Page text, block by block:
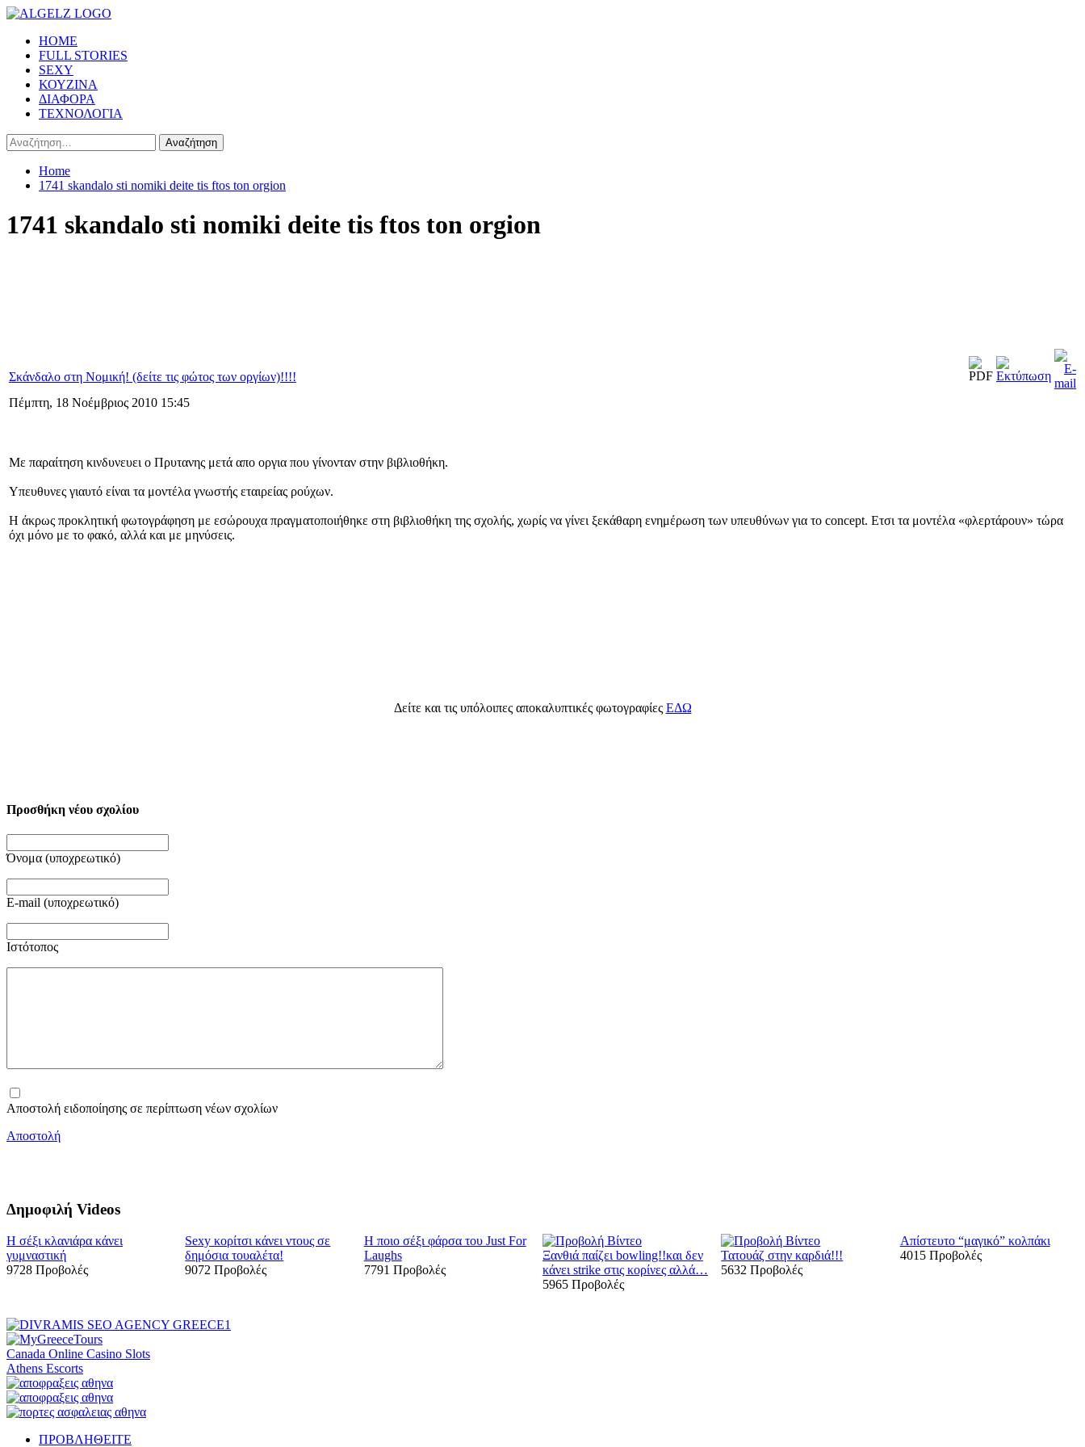
Skip
content
Primary
Menu
HOME
FULL STORIES
SEXY
ΚΟΥΖΙΝΑ
ΔΙΑΦΟΡΑ
ΤΕΧΝΟΛΟΓΙΑ
Αναζήτηση
για:
Home
1741 skandalo sti nomiki deite tis ftos ton orgion
1741 skandalo sti nomiki deite tis ftos ton orgion
Σκάνδαλο στη Νομική! (δείτε τις φώτος των οργίων)!!!!
Πέμπτη, 18 Νοέμβριος 2010 15:45
Με παραίτηση κινδυνευει ο Πρυτανης μετά απο οργια που γίνονταν στην βιβλιοθήκη.
Υπευθυνες γιαυτό είναι τα μοντέλα γνωστής εταιρείας ρούχων.
Η άκρως προκλητική φωτογράφηση με εσώρουχα πραγματοποιήθηκε στη βιβλιοθήκη της σχολής, χωρίς να γίνει ξεκάθαρη ενημέρωση των υπευθύνων για το concept. Ετσι τα μοντέλα «φλερτάρουν» τώρα
όχι μόνο με το φακό, αλλά και με μηνύσεις.
Δείτε και τις υπόλοιπες αποκαλυπτικές φωτογραφίες ΕΔΩ
Προσθήκη νέου σχολίου
Όνομα (υποχρεωτικό)
E-mail (υποχρεωτικό)
Ιστότοπος
Αποστολή ειδοποίησης σε περίπτωση νέων σχολίων
Αποστολή
Δημοφιλή Videos
Η σέξι κλανιάρα κάνει
γυμναστική
9728 Προβολές
Sexy κορίτσι κάνει ντους σε
δημόσια τουαλέτα!
9072 Προβολές
Η ποιο σέξι φάρσα του Just For
Laughs
7791 Προβολές
Ξανθιά παίζει bowling!!και δεν
κάνει strike στις κορίνες αλλά…
5965 Προβολές
Τατουάζ στην καρδιά!!!
5632 Προβολές
Απίστευτο “μαγικό” κολπάκι
4015 Προβολές
Canada Online Casino Slots
Athens Escorts
ΠΡΟΒΛΗΘΕΙΤΕ